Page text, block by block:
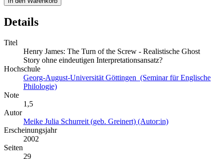
Details
Titel
Henry James: The Turn of the Screw - Realistische Ghost
Story ohne eindeutigen Interpretationsansatz?
Hochschule
Georg-August-Universität Göttingen (Seminar für Englische
Philologie)
Note
1,5
Autor
Meike Julia Schurreit (geb. Greinert) (Autor:in)
Erscheinungsjahr
2002
Seiten
29